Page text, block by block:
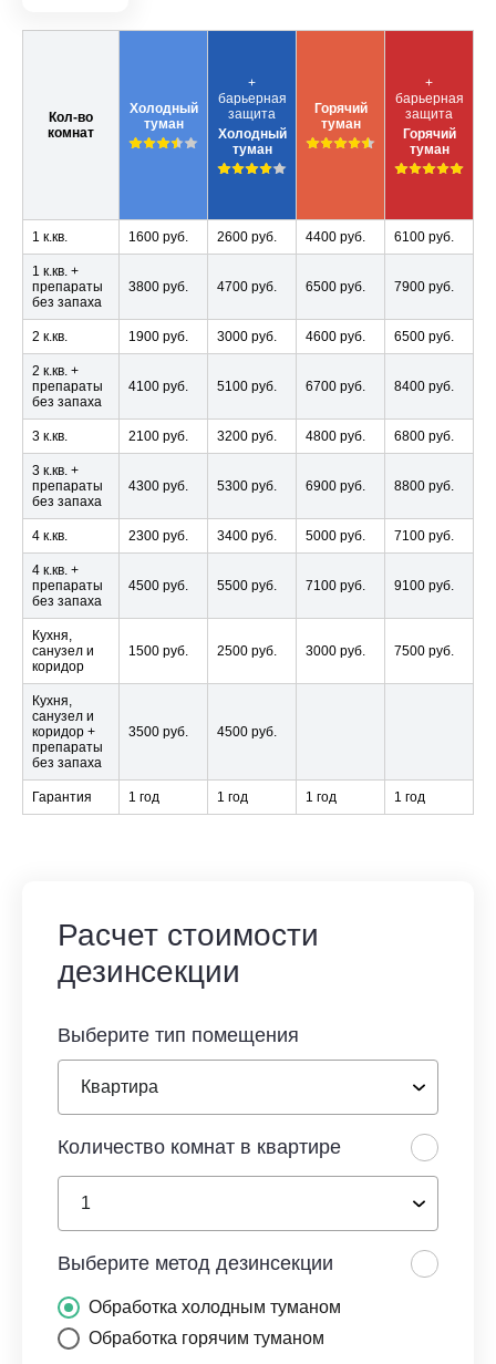
Кол-во
комнат
Холодный
туман
+
барьерная
защита
Холодный
туман
Горячий
туман
+
барьерная
защита
Горячий
туман
1 к.кв. 1600 руб. 2600 руб. 4400 руб. 6100 руб.
1 к.кв. +
препараты
без запаха
3800 руб. 4700 руб. 6500 руб. 7900 руб.
2 к.кв. 1900 руб. 3000 руб. 4600 руб. 6500 руб.
2 к.кв. +
препараты
без запаха
4100 руб. 5100 руб. 6700 руб. 8400 руб.
3 к.кв. 2100 руб. 3200 руб. 4800 руб. 6800 руб.
3 к.кв. +
препараты
без запаха
4300 руб. 5300 руб. 6900 руб. 8800 руб.
4 к.кв. 2300 руб. 3400 руб. 5000 руб. 7100 руб.
4 к.кв. +
препараты
без запаха
4500 руб. 5500 руб. 7100 руб. 9100 руб.
Кухня,
санузел и
коридор
1500 руб. 2500 руб. 3000 руб. 7500 руб.
Кухня,
санузел и
коридор +
препараты
без запаха
3500 руб. 4500 руб.
Гарантия 1 год 1 год 1 год 1 год
Расчет стоимости
дезинсекции
Выберите тип помещения
Количество комнат в квартире
Выберите метод дезинсекции
Обработка холодным туманом
Обработка горячим туманом